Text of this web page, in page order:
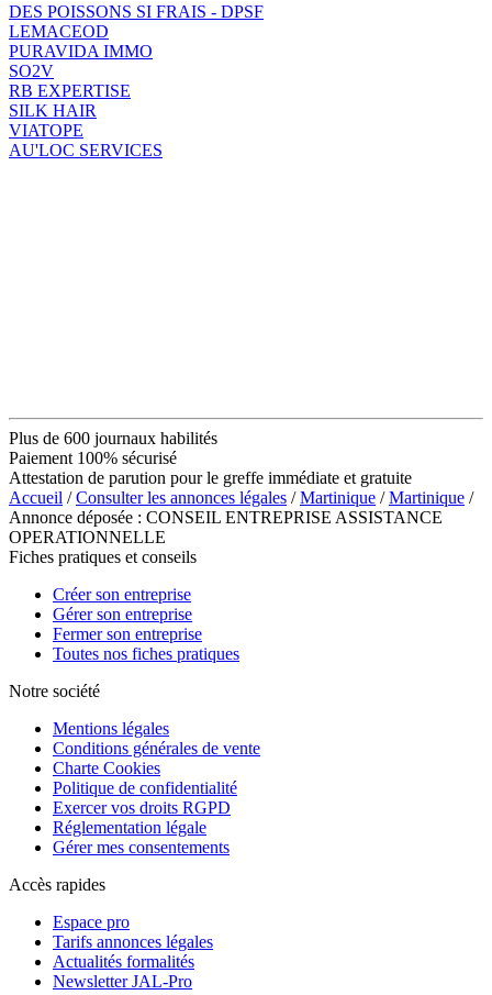
DES POISSONS SI FRAIS - DPSF
LEMACEOD
PURAVIDA IMMO
SO2V
RB EXPERTISE
SILK HAIR
VIATOPE
AU'LOC SERVICES
Plus de 600 journaux habilités
Paiement 100% sécurisé
Attestation de parution pour le greffe immédiate et gratuite
Accueil /Consulter les annonces légales /Martinique /Martinique /
Annonce déposée : CONSEIL ENTREPRISE ASSISTANCE
OPERATIONNELLE
Fiches pratiques et conseils
Créer son entreprise
Gérer son entreprise
Fermer son entreprise
Toutes nos fiches pratiques
Notre société
Mentions légales
Conditions générales de vente
Charte Cookies
Politique de confidentialité
Exercer vos droits RGPD
Réglementation légale
Gérer mes consentements
Accès rapides
Espace pro
Tarifs annonces légales
Actualités formalités
Newsletter JAL-Pro